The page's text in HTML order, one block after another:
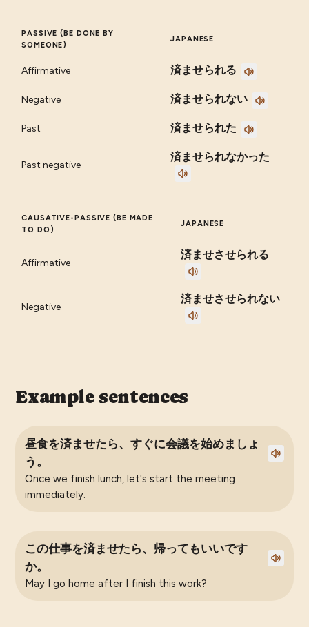
PASSIVE (BE DONE BY
SOMEONE)
JAPANESE
Affirmative 済ませられる
Negative 済ませられない
Past 済ませられた
Past negative
済ませられなかった
CAUSATIVE-PASSIVE (BE MADE
TO DO)
JAPANESE
Affirmative
済ませさせられる
Negative
済ませさせられない
Example sentences
昼食を済ませたら、すぐに会議を始めましょ
う。
Once we finish lunch, let's start the meeting
immediately.
この仕事を済ませたら、帰ってもいいです
か。
May I go home after I finish this work?